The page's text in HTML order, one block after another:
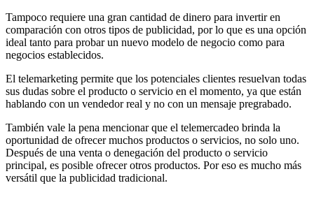
Tampoco requiere una gran cantidad de dinero para invertir en
comparación con otros tipos de publicidad, por lo que es una opción
ideal tanto para probar un nuevo modelo de negocio como para
negocios establecidos.
El telemarketing permite que los potenciales clientes resuelvan todas
sus dudas sobre el producto o servicio en el momento, ya que están
hablando con un vendedor real y no con un mensaje pregrabado.
También vale la pena mencionar que el telemercadeo brinda la
oportunidad de ofrecer muchos productos o servicios, no solo uno.
Después de una venta o denegación del producto o servicio
principal, es posible ofrecer otros productos. Por eso es mucho más
versátil que la publicidad tradicional.